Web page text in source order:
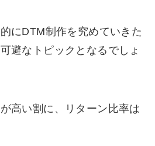
にDTM制作を究めていきた
避なトピックとなるでしょ
高い割に、リターン比率は